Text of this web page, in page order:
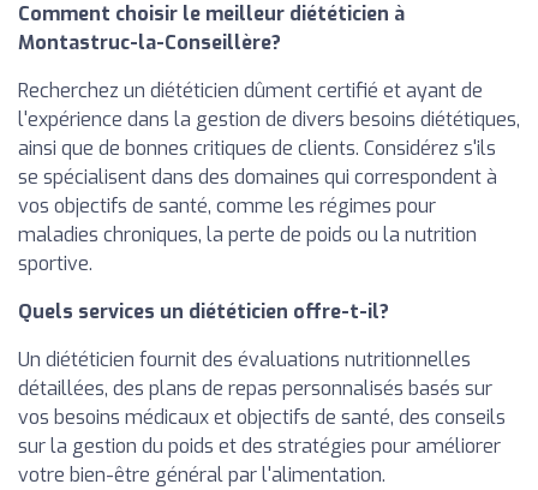
Comment choisir le meilleur diététicien à
Montastruc-la-Conseillère?
Recherchez un diététicien dûment certifié et ayant de
l'expérience dans la gestion de divers besoins diététiques,
ainsi que de bonnes critiques de clients. Considérez s'ils
se spécialisent dans des domaines qui correspondent à
vos objectifs de santé, comme les régimes pour
maladies chroniques, la perte de poids ou la nutrition
sportive.
Quels services un diététicien offre-t-il?
Un diététicien fournit des évaluations nutritionnelles
détaillées, des plans de repas personnalisés basés sur
vos besoins médicaux et objectifs de santé, des conseils
sur la gestion du poids et des stratégies pour améliorer
votre bien-être général par l'alimentation.